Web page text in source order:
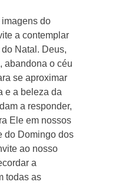
do
a contemplar
Natal. Deus,
abandona o céu
se aproximar
e a beleza da
a responder,
Ele em nossos
do Domingo dos
ao nosso
a
todas as